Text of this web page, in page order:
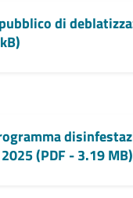
di
(PDF - 3.19 MB)